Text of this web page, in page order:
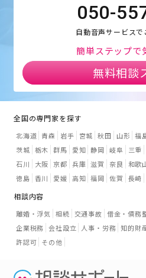
050-
自動音声サービス
簡単ステップで
無料相談
全国の専門家を探す
北海道 青森 岩手 宮城 秋田 山形 福
茨城 栃木 群馬 愛知 静岡 岐阜 三重
石川
大阪 京都 兵庫 滋賀 奈良 和歌
徳島 香川 愛媛 高知 福岡 佐賀 長崎
相談内容
離婚・浮気 相続 交通事故 借金・債務
企業税務 会社設立 人事・労務 知的財
許認可 その他